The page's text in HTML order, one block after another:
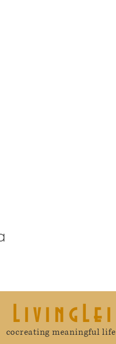
cocreating meaningful life
LivingLei